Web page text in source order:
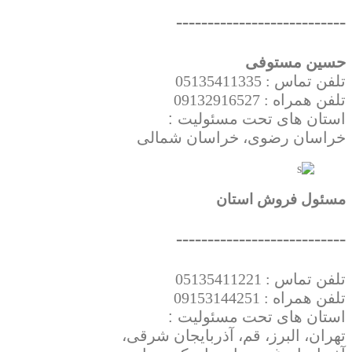
---------------------------
حسین مستوفی
تلفن تماس : 05135411335
تلفن همراه : 09132916527
استان های تحت مسئولیت :
خراسان رضوی، خراسان شمالی
مسئول فروش استان
---------------------------
تلفن تماس : 05135411221
تلفن همراه : 09153144251
استان های تحت مسئولیت :
تهران، البرز، قم، آذربایجان شرقی،